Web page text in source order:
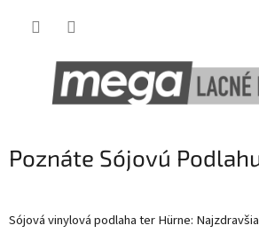
Poznáte Sójovú
Sójová vinylová podlaha ter Hürne: